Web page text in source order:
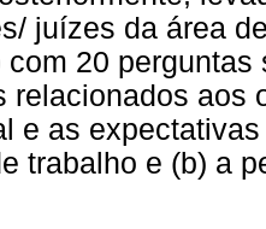
juízes da área
com 20
relacionados aos
e as
trabalho e (b) a